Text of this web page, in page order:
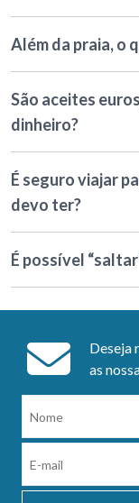
Além da praia, o
São aceites
dinheiro?
É seguro viajar
devo ter?
É possível
Deseja
as